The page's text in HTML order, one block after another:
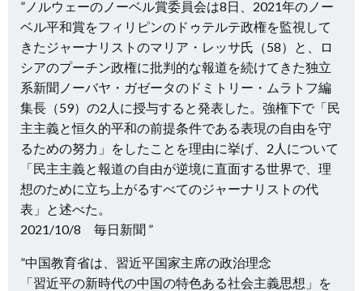
”ノルウェーのノーベル賞委員会は8日、2021年のノー
ベル平和賞をフィリピンのドゥテルテ政権を監視して
きたジャーナリストのマリア・レッサ氏（58）と、ロ
シアのプーチン政権に批判的な報道を続けてきた独立
系新聞ノーバヤ・ガゼータのドミトリー・ムラトフ編
集長（59）の2人に授与すると発表した。強権下で「民
主主義と恒久的平和の前提条件である表現の自由を守
るための努力」をしたことを理由に挙げ、2人について
「民主主義と報道の自由が逆境に直面する世界で、理
想のために立ち上がるすべてのジャーナリストの代
表」と述べた。
2021/10/8 毎日新聞 ”
”中国教育省は、習近平国家主席の政治理念
「習近平の新時代の中国の特色ある社会主義思想」を